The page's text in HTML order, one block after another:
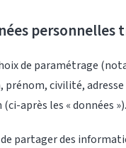
personnelles
de paramétrage
civilité,
après les « données »).
partager des